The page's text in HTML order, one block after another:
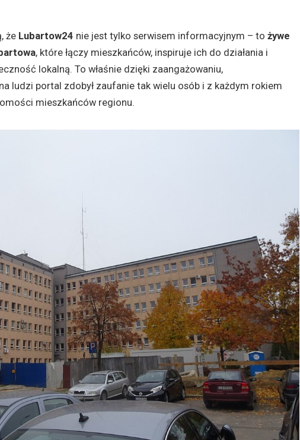
że Lubartow24 nie jest tylko serwisem informacyjnym – to żywe
, które łączy mieszkańców, inspiruje ich do działania i
lokalną. To właśnie dzięki zaangażowaniu,
ludzi portal zdobył zaufanie tak wielu osób i z każdym rokiem
mieszkańców regionu.